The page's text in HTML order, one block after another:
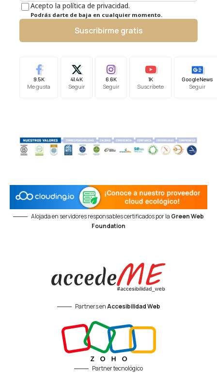
Acepto la política de privacidad.
Podrás darte de baja en cualquier momento.
Suscribirme gratis
9.5K
Me gusta
41.4K
Seguir
6.6K
Seguir
1K
Suscríbete
Google News
Seguir
Alojada en servidores responsables certificados por la Green Web
Foundation
Partners enAccesibilidad Web
Partner tecnológico